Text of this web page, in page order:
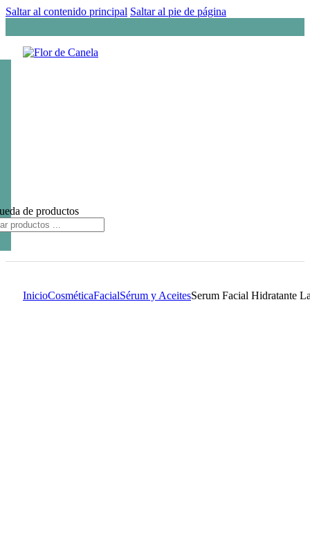
Saltar al contenido principal Saltar al pie de página
de productos
InicioCosméticaFacialSérum y AceitesSerum Facial Hidratante